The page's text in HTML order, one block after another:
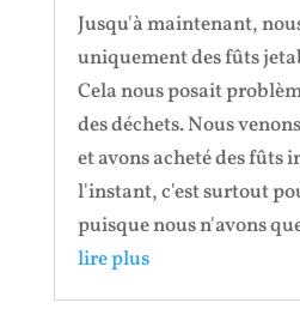
Jusqu'à maintenant,
uniquement des fûts
Cela nous posait
des déchets. Nous
et avons acheté des fûts
l'instant, c'est surtout
puisque nous n'avons
lire plus